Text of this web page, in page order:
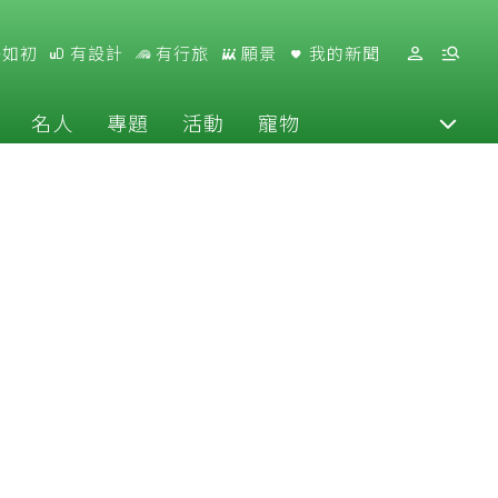
初 有設計 有行旅 願景 我的新聞
名人 專題 活動 寵物